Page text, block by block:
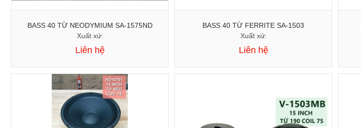
BASS 40 TỪ NEODYMIUM SA-1575ND
Xuất xứ:
Liên hệ
BASS 40 TỪ FERRITE SA-1503
Xuất xứ:
Liên hệ